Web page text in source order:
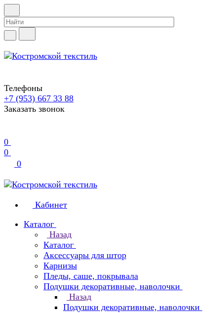
Телефоны
+7 (953) 667 33 88
Заказать звонок
0
0
0
Кабинет
Каталог
Назад
Каталог
Аксессуары для штор
Карнизы
Пледы, саше, покрывала
Подушки декоративные, наволочки
Назад
Подушки декоративные, наволочки